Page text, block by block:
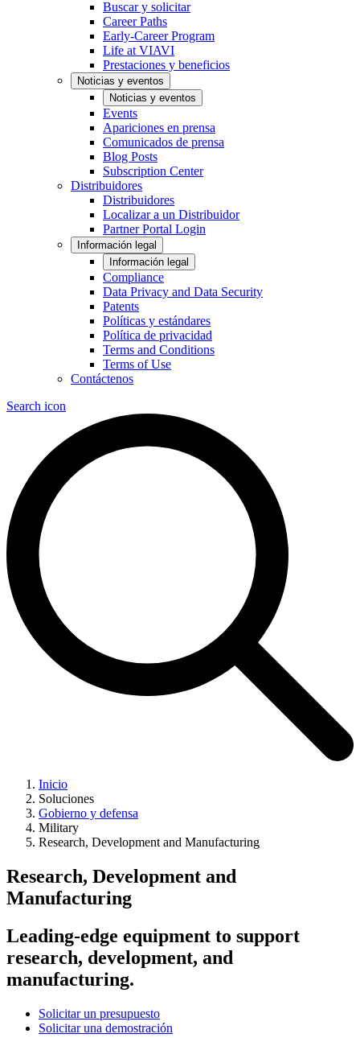
Buscar y solicitar
Career Paths
Early-Career Program
Life at VIAVI
Prestaciones y beneficios
Noticias y eventos
Noticias y eventos
Events
Apariciones en prensa
Comunicados de prensa
Blog Posts
Subscription Center
Distribuidores
Distribuidores
Localizar a un Distribuidor
Partner Portal Login
Información legal
Información legal
Compliance
Data Privacy and Data Security
Patents
Políticas y estándares
Política de privacidad
Terms and Conditions
Terms of Use
Contáctenos
Search icon
Inicio
Soluciones
Gobierno y defensa
Military
Research, Development and Manufacturing
Research, Development and
Manufacturing
Leading-edge equipment to support
research, development, and
manufacturing.
Solicitar un presupuesto
Solicitar una demostración